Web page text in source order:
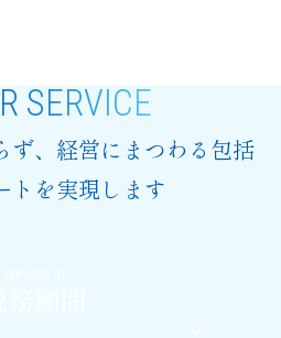
SERVICE
ず、経営にまつわる包括
トを実現します